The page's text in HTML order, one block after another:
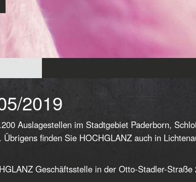
2019
Auslagestellen im Stadtgebiet Paderborn,
Übrigens finden Sie HOCHGLANZ auch in
Geschäftsstelle in der Otto-Stadler-Straße